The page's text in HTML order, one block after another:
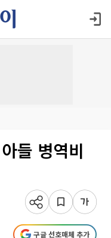
들 병역비
구글 선호매체 추가